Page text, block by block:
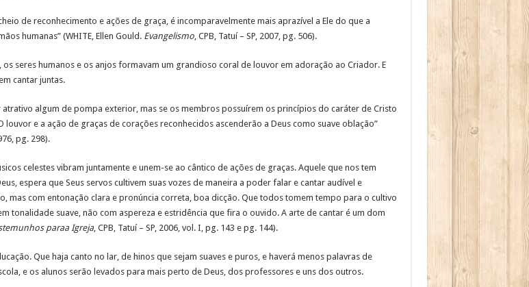
de reconhecimento e ações de graça, é incomparavelmente mais aprazível a Ele do que a
humanas” (WHITE, Ellen Gould. Evangelismo, CPB, Tatuí – SP, 2007, pg. 506).
seres humanos e os anjos formavam um grandioso coral de louvor em adoração ao Criador. E
cantar juntas.
algum de pompa exterior, mas se os membros possuírem os princípios do caráter de Cristo
e a ação de graças de corações reconhecidos ascenderão a Deus como suave oblação”
pg. 298).
celestes vibram juntamente e unem-se ao cântico de ações de graças. Aquele que nos tem
espera que Seus servos cultivem suas vozes de maneira a poder falar e cantar audível e
mas com entonação clara e pronúncia correta, boa dicção. Que todos tomem tempo para o cultivo
tonalidade suave, não com aspereza e estridência que fira o ouvido. A arte de cantar é um dom
paraa Igreja, CPB, Tatuí – SP, 2006, vol. I, pg. 143 e pg. 144).
Que haja canto no lar, de hinos que sejam suaves e puros, e haverá menos palavras de
e os alunos serão levados para mais perto de Deus, dos professores e uns dos outros.